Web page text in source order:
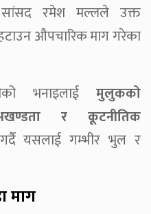
सांसद रमेश मल्लले उक्त
औपचारिक माग गरेका
भनाइलाई मुलुकको
अखण्डता र कूटनीतिक
यसलाई गम्भीर भुल र
माग